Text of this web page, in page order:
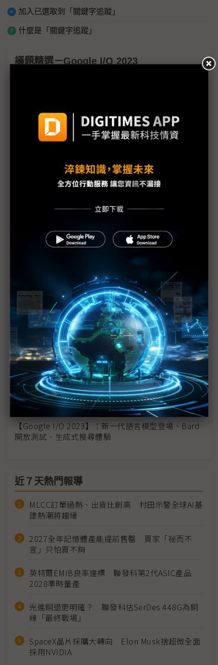
加入已選取到「關鍵字追蹤」
什麼是「關鍵字追蹤」
議題精選－Google I/O 2023
【Google I/O 2023】Google搜尋落後Bing？使用體
驗比會不會聊天更重要
點 仍存在過渡難題
【Google I/O 2023】深化結盟車廠 Google新應用
Google與三星合作擴及XR
【Google I/O 2023】Pixel Fold磨刀多時終出鞘 拉
【Google I/O 2023】Google、三星、Oppo折疊機
比一比 Pixel Fold主打「最薄」
【Google I/O 2023】Google推NVIDIA GPU支援AI
超級電腦 搶攻LLM運算商機
【Google I/O 2023現場報導】：Google搜尋導入生
成式AI、首款折疊機問世
【Google I/O 2023】：Pixel Fold挑戰三星折疊機霸
主地位
【Google I/O 2023】：新一代語言模型登場、Bard
開放測試、生成式搜尋體驗
近７天熱門報導
MLCC訂單過熱、出貨比創高 村田示警全球AI基
建熱潮將趨緩
2027全年記憶體產能提前售罄 買家「祕而不
宣」只怕買不夠
英特爾EMIB良率達標 聯發科第2代ASIC產品
2028準時量產
光進銅退更明確？ 聯發科估SerDes 448G為銅
線「最終戰場」
SpaceX晶片採購大轉向 Elon Musk捨超微全面
採用NVIDIA